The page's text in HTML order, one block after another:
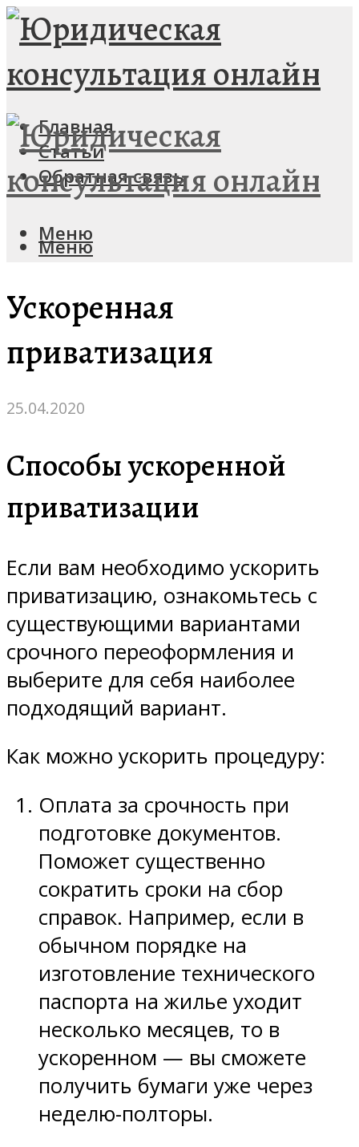
Главная
Статьи
Обратная связь
Меню
Меню
Ускоренная
приватизация
25.04.2020
Способы ускоренной
приватизации
Если вам необходимо ускорить
приватизацию, ознакомьтесь с
существующими вариантами
срочного переоформления и
выберите для себя наиболее
подходящий вариант.
Как можно ускорить процедуру:
Оплата за срочность при
подготовке документов.
Поможет существенно
сократить сроки на сбор
справок. Например, если в
обычном порядке на
изготовление технического
паспорта на жилье уходит
несколько месяцев, то в
ускоренном — вы сможете
получить бумаги уже через
неделю-полторы.